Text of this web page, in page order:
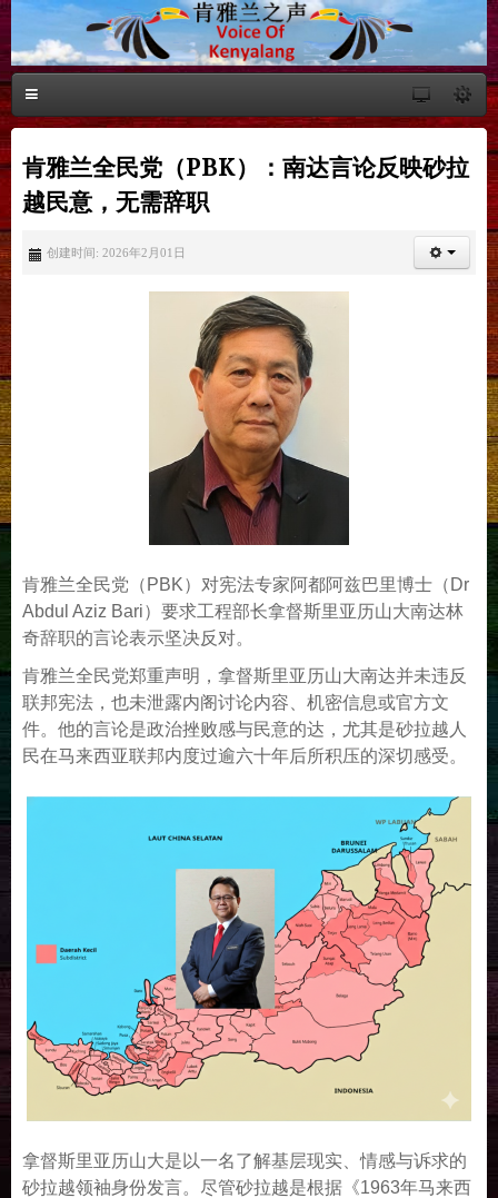
肯雅兰全民党（PBK）：南达言论反映砂拉
越民意，无需辞职
创建时间: 2026年2月01日
肯雅兰全民党（PBK）对宪法专家阿都阿兹巴里博士（Dr
Abdul Aziz Bari）要求工程部长拿督斯里亚历山大南达林
奇辞职的言论表示坚决反对。
肯雅兰全民党郑重声明，拿督斯里亚历山大南达并未违反
联邦宪法，也未泄露内阁讨论内容、机密信息或官方文
件。他的言论是政治挫败感与民意的达，尤其是砂拉越人
民在马来西亚联邦内度过逾六十年后所积压的深切感受。
拿督斯里亚历山大是以一名了解基层现实、情感与诉求的
砂拉越领袖身份发言。尽管砂拉越是根据《1963年马来西